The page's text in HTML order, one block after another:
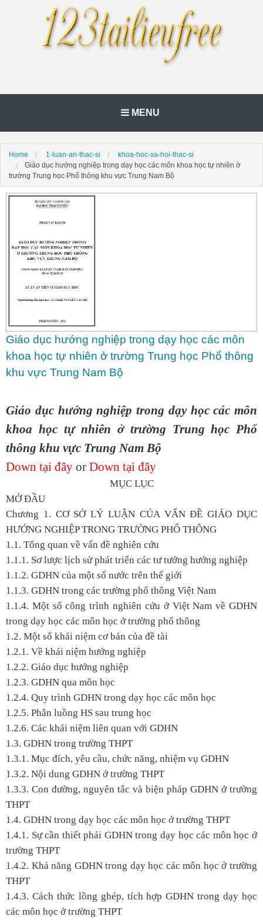
MENU
Home 1-luan-an-thac-si
khoa-hoc-xa-hoi-thac-si
Giáo dục hướng nghiệp trong dạy học các môn khoa học tự nhiên ở
trường Trung học Phổ thông khu vực Trung Nam Bộ
Giáo dục hướng nghiệp trong dạy học các môn
khoa học tự nhiên ở trường Trung học Phổ thông
khu vực Trung Nam Bộ
Giáo dục hướng nghiệp trong dạy học các môn
khoa học tự nhiên ở trường Trung học Phổ
thông khu vực Trung Nam Bộ
Down tại đây or Down tại đây
MỤC LỤC
MỞ ĐẦU
Chương 1. CƠ SỞ LÝ LUẬN CỦA VẤN ĐỀ GIÁO DỤC
HƯỚNG NGHIỆP TRONG TRƯỜNG PHỔ THÔNG
1.1. Tổng quan về vấn đề nghiên cứu
1.1.1. Sơ lược lịch sử phát triển các tư tưởng hướng nghiệp
1.1.2. GDHN của một số nước trên thế giới
1.1.3. GDHN trong các trường phổ thông Việt Nam
1.1.4. Một số công trình nghiên cứu ở Việt Nam về GDHN
trong dạy học các môn học ở trường phổ thông
1.2. Một số khái niệm cơ bản của đề tài
1.2.1. Về khái niệm hướng nghiệp
1.2.2. Giáo dục hướng nghiệp
1.2.3. GDHN qua môn học
1.2.4. Quy trình GDHN trong dạy học các môn học
1.2.5. Phân luồng HS sau trung học
1.2.6. Các khái niệm liên quan với GDHN
1.3. GDHN trong trường THPT
1.3.1. Mục đích, yêu cầu, chức năng, nhiệm vụ GDHN
1.3.2. Nội dung GDHN ở trường THPT
1.3.3. Con đường, nguyên tắc và biện pháp GDHN ở trường
THPT
1.4. GDHN trong dạy học các môn học ở trường THPT
1.4.1. Sự cần thiết phải GDHN trong dạy học các môn học ở
trường THPT
1.4.2. Khả năng GDHN trong dạy học các môn học ở trường
THPT
1.4.3. Cách thức lồng ghép, tích hợp GDHN trong dạy học
các môn học ở trường THPT